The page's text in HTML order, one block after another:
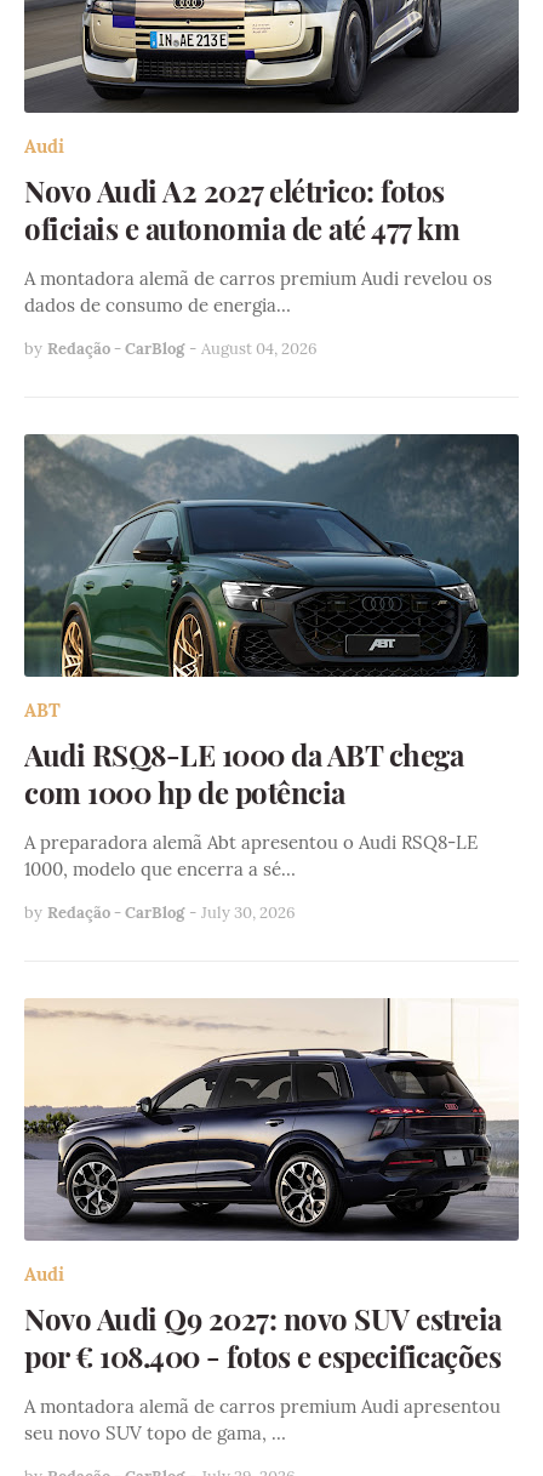
Audi
Novo Audi A2 2027 elétrico: fotos
oficiais e autonomia de até 477 km
A montadora alemã de carros premium Audi revelou os
dados de consumo de energia…
by Redação - CarBlog - August 04, 2026
ABT
Audi RSQ8-LE 1000 da ABT chega
com 1000 hp de potência
A preparadora alemã Abt apresentou o Audi RSQ8-LE
1000, modelo que encerra a sé…
by Redação - CarBlog - July 30, 2026
Audi
Novo Audi Q9 2027: novo SUV estreia
por € 108.400 - fotos e especificações
A montadora alemã de carros premium Audi apresentou
seu novo SUV topo de gama, …